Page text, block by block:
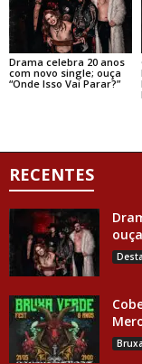
Drama celebra 20 anos
com novo single; ouça
“Onde Isso Vai Parar?”
RECENTES